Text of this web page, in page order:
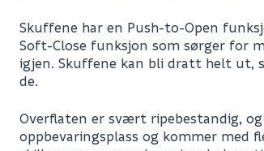
Skuffene har en Push-to-Open
Soft-Close funksjon som sørger for
igjen. Skuffene kan bli dratt helt ut,
de.
Overflaten er svært ripebestandig,
oppbevaringsplass og kommer med